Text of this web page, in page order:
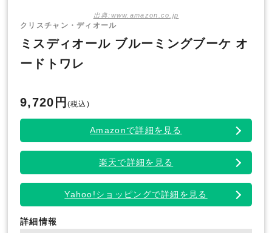
出典:www.amazon.co.jp
クリスチャン・ディオール
ミスディオール ブルーミングブーケ オ
ードトワレ
9,720円 (税込)
Amazonで詳細を見る
楽天で詳細を見る
Yahoo!ショッピングで詳細を見る
詳細情報